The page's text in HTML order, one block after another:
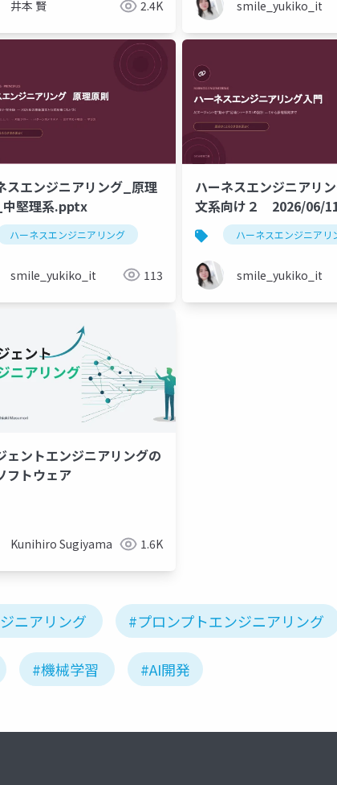
井本 賢 2.4K smile_yukiko_it
スエンジニアリング_原理
堅理系.pptx
ハーネスエンジニアリング
smile_yukiko_it 113
ハーネスエンジニアリ
文系向け２ 2026/06/
ハーネスエンジニアリ
smile_yukiko_it
ェントエンジニアリングの
フトウェア
Kunihiro Sugiyama 1.6K
ニアリング #プロンプトエンジニアリング
#機械学習 #AI開発